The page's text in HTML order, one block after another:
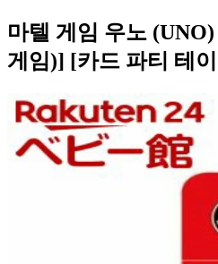
마텔 게임 우노
게임)] [카드 파티 테